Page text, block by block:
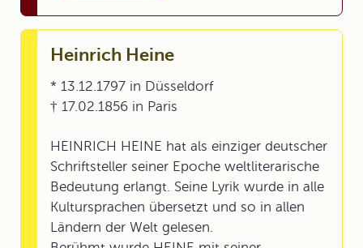
Heinrich Heine
* 13.12.1797 in Düsseldorf
† 17.02.1856 in Paris
HEINRICH HEINE hat als einziger deutscher
Schriftsteller seiner Epoche weltliterarische
Bedeutung erlangt. Seine Lyrik wurde in alle
Kultursprachen übersetzt und so in allen
Ländern der Welt gelesen.